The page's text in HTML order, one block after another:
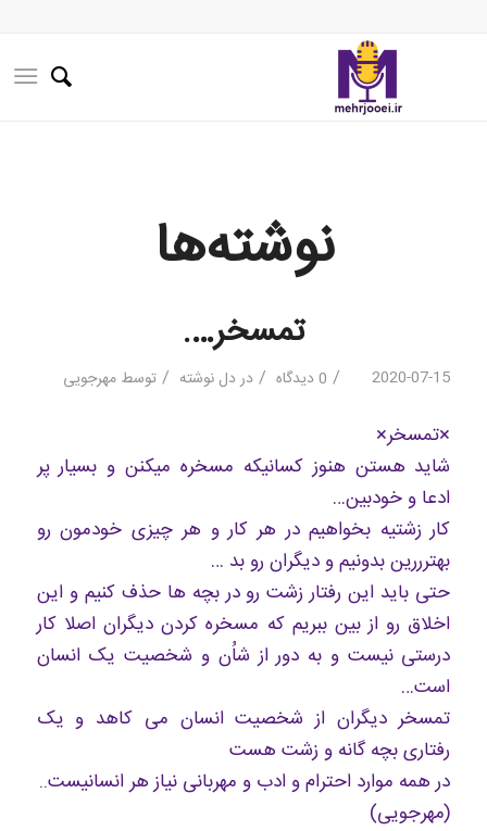
نوشته‌ها
تمسخر….
2020-07-15
/ 0 دیدگاه / دردل نوشته / توسط مهرجویی
×تمسخر×
شاید هستن هنوز کسانیکه مسخره میکنن و بسیار پر
ادعا و خودبین…
کار زشتیه بخواهیم در هر کار و هر چیزی خودمون رو
بهترررین بدونیم و دیگران رو بد …
حتی باید این رفتار زشت رو در بچه ها حذف کنیم و این
اخلاق رو از بین ببریم که مسخره کردن دیگران اصلا کار
درستی نیست و به دور از شاُن و شخصیت یک انسان
است…
تمسخر دیگران از شخصیت انسان می کاهد و یک
رفتاری بچه گانه و زشت هست
در همه موارد احترام و ادب و مهربانی نیاز هر انسانیست..
(مهرجویی)